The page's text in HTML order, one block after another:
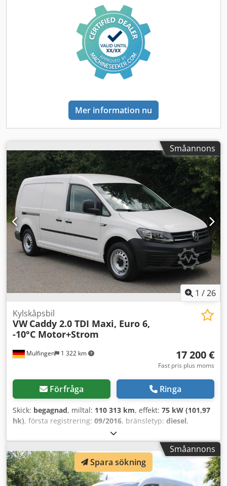
= Ytterligare alternativ och utrustning = - Passagerarbänk -
Euro 6 - Förarairbag - Centrallås med fjärrkontroll -
Farthållare - Lastyta i trä - Sidoskjutdörr - Två bakdörrar -
Mellanvägg utan fönster = Ytterligare information = Allmän
information Antal dörrar: 5 Hyttyps: enkel
Registreringsnummer: VVN-11-R Teknisk information Antal
cylindrar: 4 Motorvolym: 1 968 cc Framaxel: styrd Vikter
Tomvikt: 2 103 kg Lastkapacitet: 1 397 kg Totalvikt: 3 500 kg
Tekniskt skick: genomsnittligt Optiskt skick: genomsnittligt
Mer information nu
Småannons
1 /26
Mulfingen 1 322 km
Kylskåpsbil
VW Caddy 2.0 TDI Maxi, Euro 6,
-10°C Motor+Strom
17 200 €
Fast pris plus moms
Förfråga Ringa
Skick: begagnad, miltal: 110 313 km, effekt: 75 kW (101,97
hk), första registrering: 09/2016, bränsletyp: diesel,
, maximal lastvikt:
kg, hjulbas:3 000 mm, färg:vit, växeltyp:mekanisk, antal
säten:2, lastutrymmets längd:2 060 mm , lastutrymmets
bredd:1 320 mm, lastutrymmeshöjd:1 090 mm
Utrustning:ABS, centrallås, elektroniskt
Småannons
Spara sökning